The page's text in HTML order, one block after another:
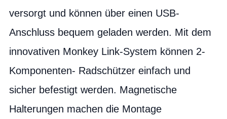
versorgt und können über einen USB-
Anschluss bequem geladen werden. Mit dem
innovativen Monkey Link-System können 2-
Komponenten- Radschützer einfach und
sicher befestigt werden. Magnetische
Halterungen machen die Montage